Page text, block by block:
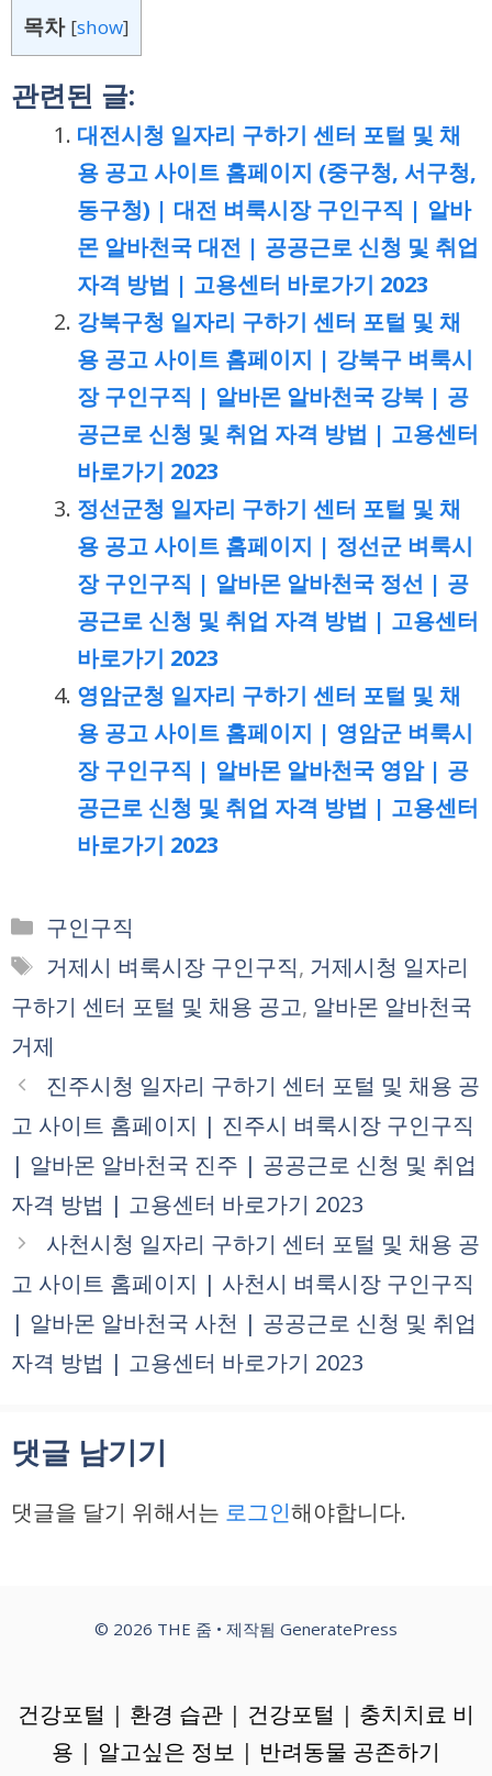
목차 [show]
관련된 글:
대전시청 일자리 구하기 센터 포털 및 채
용 공고 사이트 홈페이지 (중구청, 서구청,
동구청) | 대전 벼룩시장 구인구직 | 알바
몬 알바천국 대전 | 공공근로 신청 및 취업
자격 방법 | 고용센터 바로가기 2023
강북구청 일자리 구하기 센터 포털 및 채
용 공고 사이트 홈페이지 | 강북구 벼룩시
장 구인구직 | 알바몬 알바천국 강북 | 공
공근로 신청 및 취업 자격 방법 | 고용센터
바로가기 2023
정선군청 일자리 구하기 센터 포털 및 채
용 공고 사이트 홈페이지 | 정선군 벼룩시
장 구인구직 | 알바몬 알바천국 정선 | 공
공근로 신청 및 취업 자격 방법 | 고용센터
바로가기 2023
영암군청 일자리 구하기 센터 포털 및 채
용 공고 사이트 홈페이지 | 영암군 벼룩시
장 구인구직 | 알바몬 알바천국 영암 | 공
공근로 신청 및 취업 자격 방법 | 고용센터
바로가기 2023
카
테
고
리
구인구직
태
그
거제시 벼룩시장 구인구직, 거제시청 일자리
구하기 센터 포털 및 채용 공고, 알바몬 알바천국
거제
진주시청 일자리 구하기 센터 포털 및 채용 공
고 사이트 홈페이지 | 진주시 벼룩시장 구인구직
| 알바몬 알바천국 진주 | 공공근로 신청 및 취업
자격 방법 | 고용센터 바로가기 2023
사천시청 일자리 구하기 센터 포털 및 채용 공
고 사이트 홈페이지 | 사천시 벼룩시장 구인구직
| 알바몬 알바천국 사천 | 공공근로 신청 및 취업
자격 방법 | 고용센터 바로가기 2023
댓글 남기기
댓글을 달기 위해서는 로그인해야합니다.
© 2026 THE 줌 • 제작됨 GeneratePress
건강포털 | 환경 습관 | 건강포털 | 충치치료 비
용 | 알고싶은 정보 | 반려동물 공존하기